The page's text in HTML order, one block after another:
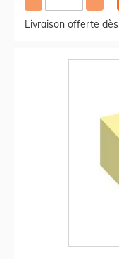
Livraison offerte dès